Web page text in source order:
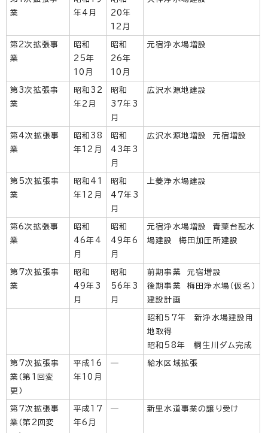
業
年4月
20年
12月
第2次拡張事
業
昭和
25年
10月
昭和
26年
10月
元宿浄水場増設
第3次拡張事
業
昭和32
年2月
昭和
37年3
月
広沢水源地建設
第4次拡張事
業
昭和38
年12月
昭和
43年3
月
広沢水源地増設 元宿増設
第5次拡張事
業
昭和41
年12月
昭和
47年3
月
上菱浄水場建設
第6次拡張事
業
昭和
46年4
月
昭和
49年6
月
元宿浄水場増設 青葉台配水
場建設 梅田加圧所建設
第7次拡張事
業
昭和
49年3
月
昭和
56年3
月
前期事業 元宿増設
後期事業 梅田浄水場（仮名）
建設計画
昭和57年 新浄水場建設用
地取得
昭和58年 桐生川ダム完成
第7次拡張事
業（第1回変
更）
平成16
年10月
─ 給水区域拡張
第7次拡張事
業（第2回変
平成17
年6月
─ 新里水道事業の譲り受け